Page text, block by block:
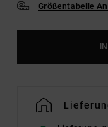
Größentabelle